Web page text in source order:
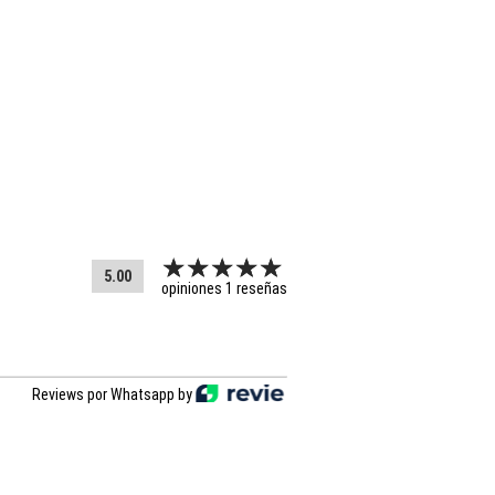
5.00
opiniones 1 reseñas
Reviews por Whatsapp by